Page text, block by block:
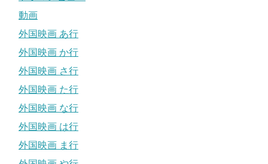
動画
外国映画 あ行
外国映画 か行
外国映画 さ行
外国映画 た行
外国映画 な行
外国映画 は行
外国映画 ま行